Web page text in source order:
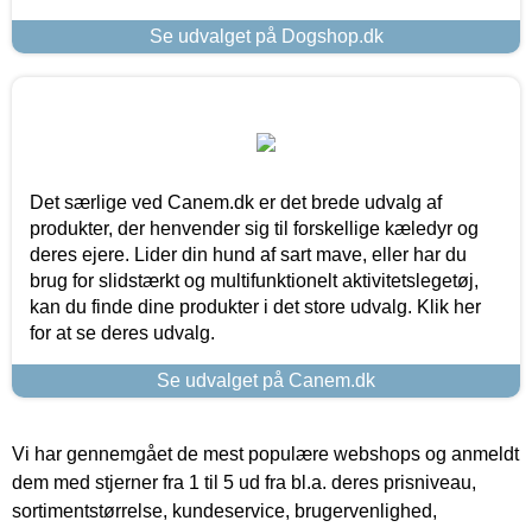
Se udvalget på Dogshop.dk
Det særlige ved Canem.dk er det brede udvalg af
produkter, der henvender sig til forskellige kæledyr og
deres ejere. Lider din hund af sart mave, eller har du
brug for slidstærkt og multifunktionelt aktivitetslegetøj,
kan du finde dine produkter i det store udvalg. Klik her
for at se deres udvalg.
Se udvalget på Canem.dk
Vi har gennemgået de mest populære webshops og anmeldt
dem med stjerner fra 1 til 5 ud fra bl.a. deres prisniveau,
sortimentstørrelse, kundeservice, brugervenlighed,